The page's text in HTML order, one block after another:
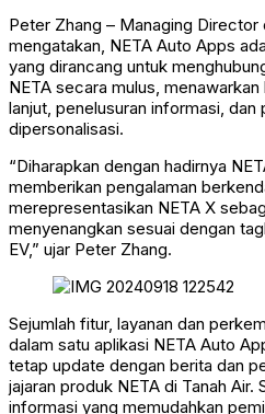
Peter Zhang – Managing Director
mengatakan, NETA Auto Apps
yang dirancang untuk
NETA secara mulus,
lanjut, penelusuran informasi, dan
dipersonalisasi.
“Diharapkan dengan hadirnya
memberikan pengalaman
merepresentasikan NETA X
menyenangkan sesuai dengan
EV,” ujar Peter Zhang.
Sejumlah fitur, layanan dan
dalam satu aplikasi NETA Auto
tetap update dengan berita dan
jajaran produk NETA di Tanah Air.
informasi yang memudahkan